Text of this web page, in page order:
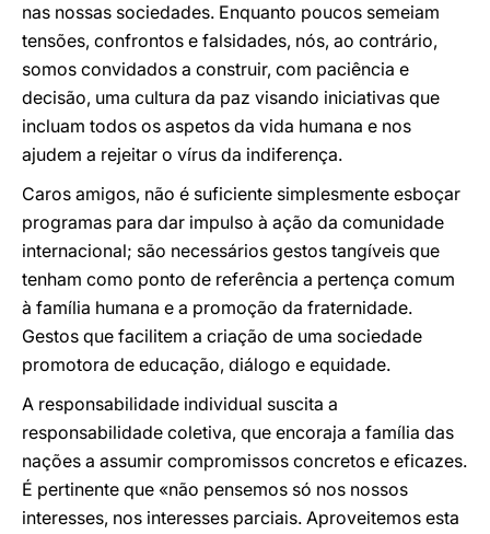
nas nossas sociedades. Enquanto poucos semeiam
tensões, confrontos e falsidades, nós, ao contrário,
somos convidados a construir, com paciência e
decisão, uma cultura da paz visando iniciativas que
incluam todos os aspetos da vida humana e nos
ajudem a rejeitar o vírus da indiferença.
Caros amigos, não é suficiente simplesmente esboçar
programas para dar impulso à ação da comunidade
internacional; são necessários gestos tangíveis que
tenham como ponto de referência a pertença comum
à família humana e a promoção da fraternidade.
Gestos que facilitem a criação de uma sociedade
promotora de educação, diálogo e equidade.
A responsabilidade individual suscita a
responsabilidade coletiva, que encoraja a família das
nações a assumir compromissos concretos e eficazes.
É pertinente que «não pensemos só nos nossos
interesses, nos interesses parciais. Aproveitemos esta